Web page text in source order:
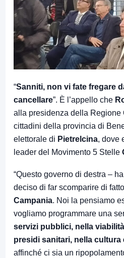
“Sanniti, non vi fate fregare
cancellare”. È l’appello che
alla presidenza della Regione
cittadini della provincia di
elettorale di Pietrelcina, dove
leader del Movimento 5 Stelle
“Questo governo di destra –
deciso di far scomparire di
Campania. Noi la pensiamo
vogliamo programmare una
servizi pubblici, nella
presidi sanitari, nella
affinché ci sia un